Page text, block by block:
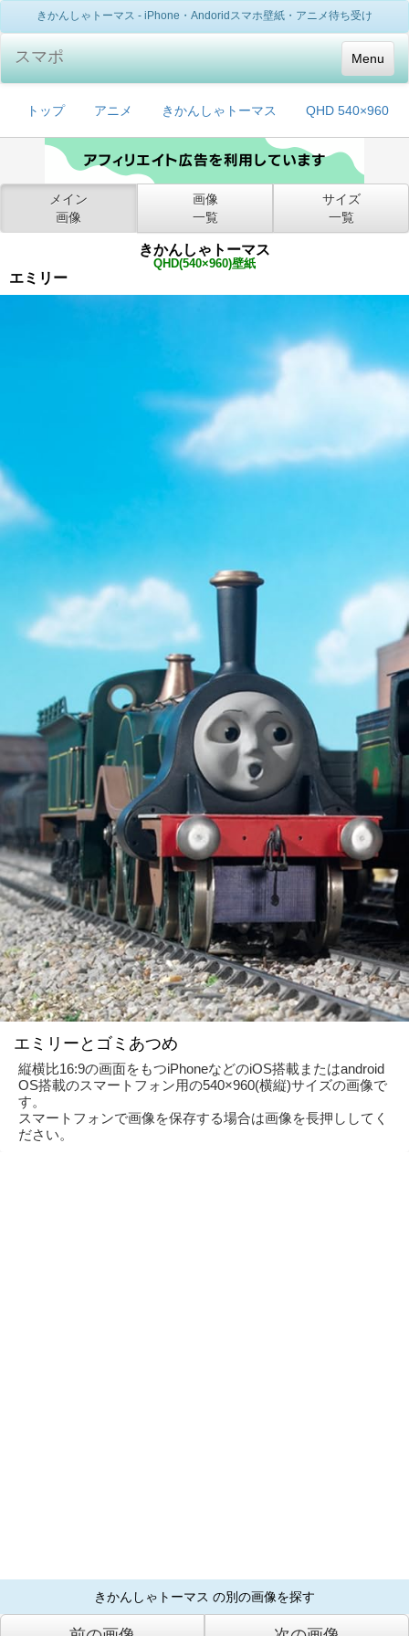
きかんしゃトーマス - iPhone・Andoridスマホ壁紙・アニメ待ち受け
Menu
スマポ
トップ アニメ きかんしゃトーマス QHD 540×960
メイン
画像
画像
一覧
サイズ
一覧
きかんしゃトーマス
QHD(540×960)壁紙
エミリー
エミリーとゴミあつめ
縦横比16:9の画面をもつiPhoneなどのiOS搭載またはandroid
OS搭載のスマートフォン用の540×960(横縦)サイズの画像で
す。
スマートフォンで画像を保存する場合は画像を長押ししてく
ださい。
きかんしゃトーマス の別の画像を探す